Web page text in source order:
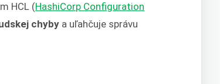
HCL (HashiCorp Configuration
chyby a uľahčuje správu